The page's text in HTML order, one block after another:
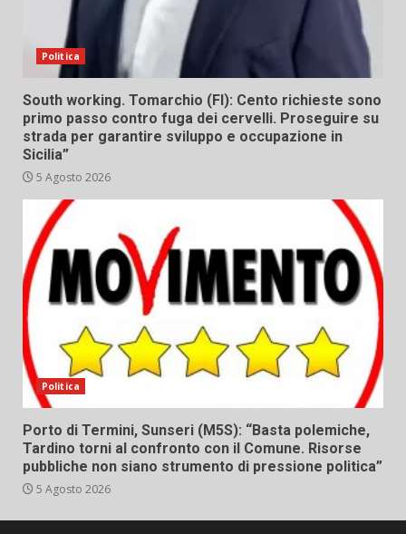
Politica
South working. Tomarchio (FI): Cento richieste sono
primo passo contro fuga dei cervelli. Proseguire su
strada per garantire sviluppo e occupazione in
Sicilia”
5 Agosto 2026
Politica
Porto di Termini, Sunseri (M5S): “Basta polemiche,
Tardino torni al confronto con il Comune. Risorse
pubbliche non siano strumento di pressione politica”
5 Agosto 2026